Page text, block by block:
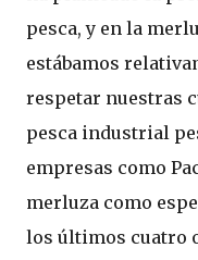
pesca, y en la
estábamos
respetar nuestras
pesca industrial
empresas como
merluza como
los últimos cuatro